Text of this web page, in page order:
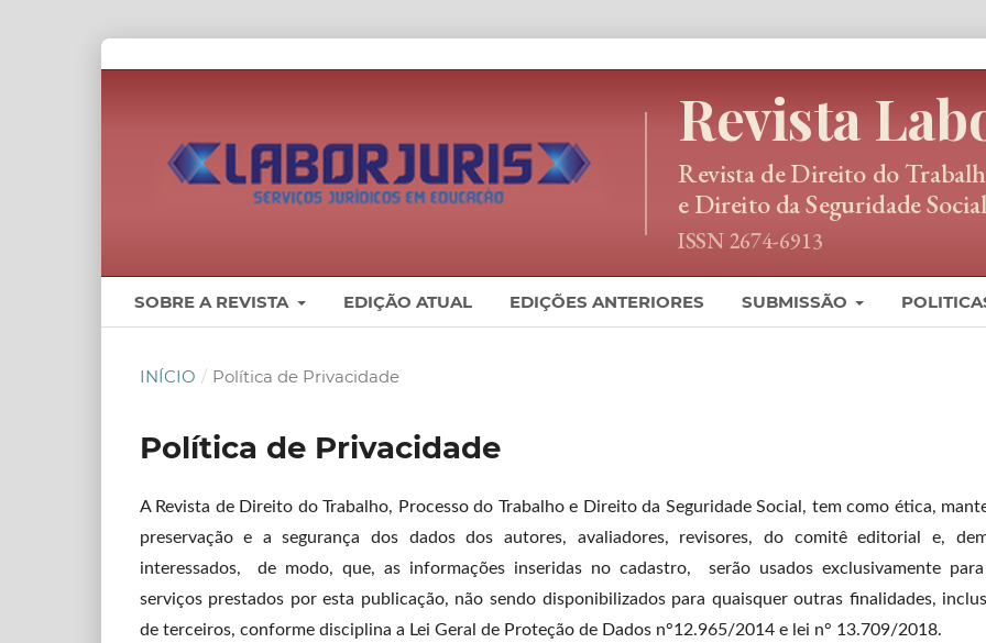
SOBRE A REVISTA EDIÇÃO ATUAL EDIÇÕES ANTERIORES SUBMISSÃO
INÍCIO / Política de Privacidade
Política de Privacidade
A Revista de Direito do Trabalho, Processo do Trabalho e Direito da Seguridade Social, tem como ética,
preservação e a segurança dos dados dos autores, avaliadores, revisores, do comitê editorial e,
interessados, de modo, que, as informações inseridas no cadastro, serão usados exclusivamente
serviços prestados por esta publicação, não sendo disponibilizados para quaisquer outras finalidades,
de terceiros, conforme disciplina a Lei Geral de Proteção de Dados n°12.965/2014 e lei n° 13.709/2018.